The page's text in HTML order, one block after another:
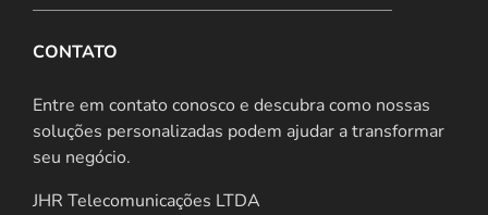
CONTATO
Entre em contato conosco e descubra como nossas
soluções personalizadas podem ajudar a transformar
seu negócio.
JHR Telecomunicações LTDA